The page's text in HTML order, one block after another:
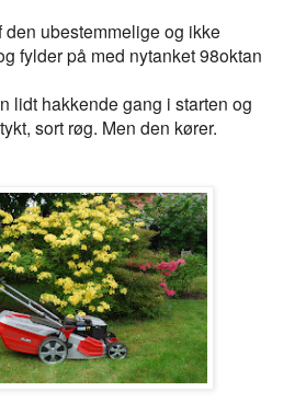
ubestemmelige og ikke
fylder på med nytanket 98oktan
lidt hakkende gang i starten og
sort røg. Men den kører.